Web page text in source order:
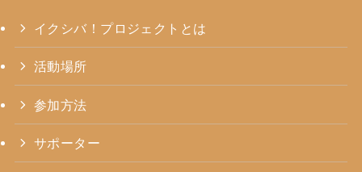
イクシバ！プロジェクトとは
活動場所
参加方法
サポーター